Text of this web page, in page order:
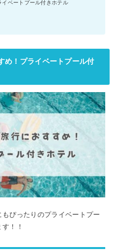
ベートプール付きホテル
め！プライベートプール付
ぴったりのプライベートプー
！！